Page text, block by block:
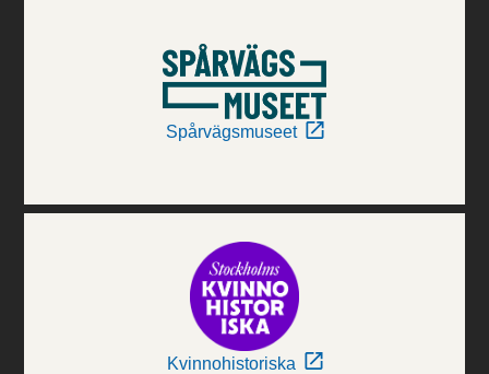
Spårvägsmuseet
Kvinnohistoriska